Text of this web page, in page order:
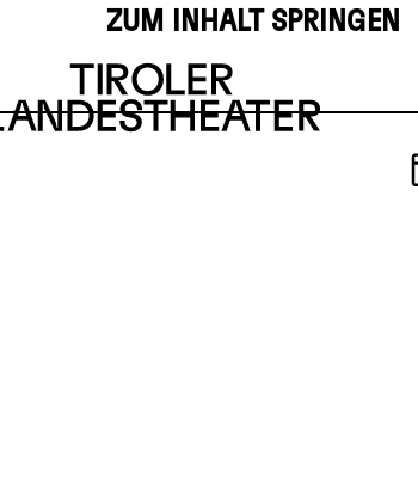
ZUM INHALT SPRINGEN